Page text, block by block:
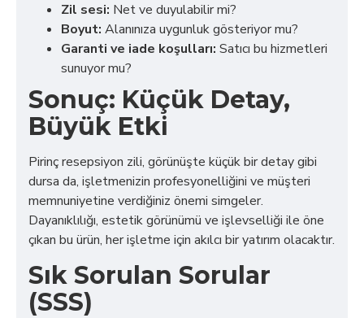
Zil sesi: Net ve duyulabilir mi?
Boyut: Alanınıza uygunluk gösteriyor mu?
Garanti ve iade koşulları: Satıcı bu hizmetleri
sunuyor mu?
Sonuç: Küçük Detay,
Büyük Etki
Pirinç resepsiyon zili, görünüşte küçük bir detay gibi
dursa da, işletmenizin profesyonelliğini ve müşteri
memnuniyetine verdiğiniz önemi simgeler.
Dayanıklılığı, estetik görünümü ve işlevselliği ile öne
çıkan bu ürün, her işletme için akılcı bir yatırım olacaktır.
Sık Sorulan Sorular
(SSS)